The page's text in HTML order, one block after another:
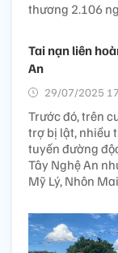
thương 2.106
Tai nạn liên
An
29/07/2025
Trước đó, trên
trợ bị lật, nhiều
tuyến đường
Tây Nghệ An
Mỹ Lý, Nhôn